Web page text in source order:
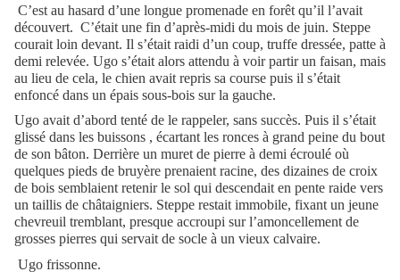
C’est au hasard d’une longue promenade en forêt qu’il l’avait
découvert. C’était une fin d’après-midi du mois de juin. Steppe
courait loin devant. Il s’était raidi d’un coup, truffe dressée, patte à
demi relevée. Ugo s’était alors attendu à voir partir un faisan, mais
au lieu de cela, le chien avait repris sa course puis il s’était
enfoncé dans un épais sous-bois sur la gauche.
Ugo avait d’abord tenté de le rappeler, sans succès. Puis il s’était
glissé dans les buissons , écartant les ronces à grand peine du bout
de son bâton. Derrière un muret de pierre à demi écroulé où
quelques pieds de bruyère prenaient racine, des dizaines de croix
de bois semblaient retenir le sol qui descendait en pente raide vers
un taillis de châtaigniers. Steppe restait immobile, fixant un jeune
chevreuil tremblant, presque accroupi sur l’amoncellement de
grosses pierres qui servait de socle à un vieux calvaire.
Ugo frissonne.